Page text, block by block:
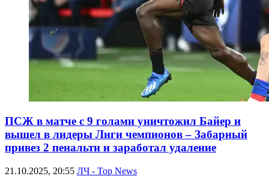
ПСЖ в матче с 9 голами уничтожил Байер и
вышел в лидеры Лиги чемпионов – Забарный
привез 2 пенальти и заработал удаление
21.10.2025, 20:55 ЛЧ - Top News